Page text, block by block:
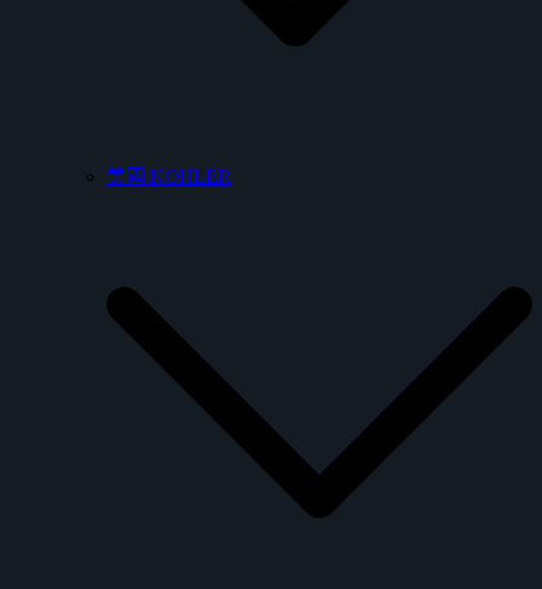
美國 KOHLER